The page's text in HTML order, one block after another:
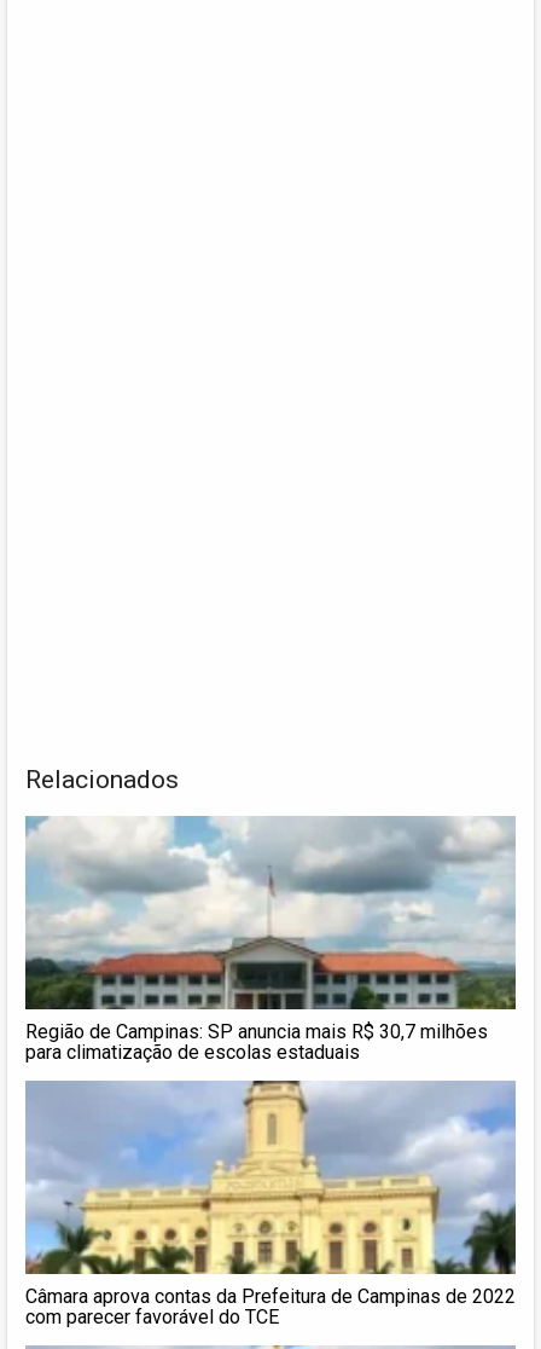
Relacionados
Região de Campinas: SP anuncia mais R$ 30,7 milhões
para climatização de escolas estaduais
Câmara aprova contas da Prefeitura de Campinas de 2022
com parecer favorável do TCE